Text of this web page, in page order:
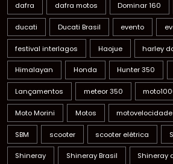
dafra dafra motos Dominar 160
ducati Ducati Brasil evento
festival interlagos Haojue harley
Himalayan Honda Hunter 350
Lançamentos meteor 350
Moto Morini Motos motovelocidade
SBM scooter scooter elétrica
Shineray Shineray Brasil Shineray